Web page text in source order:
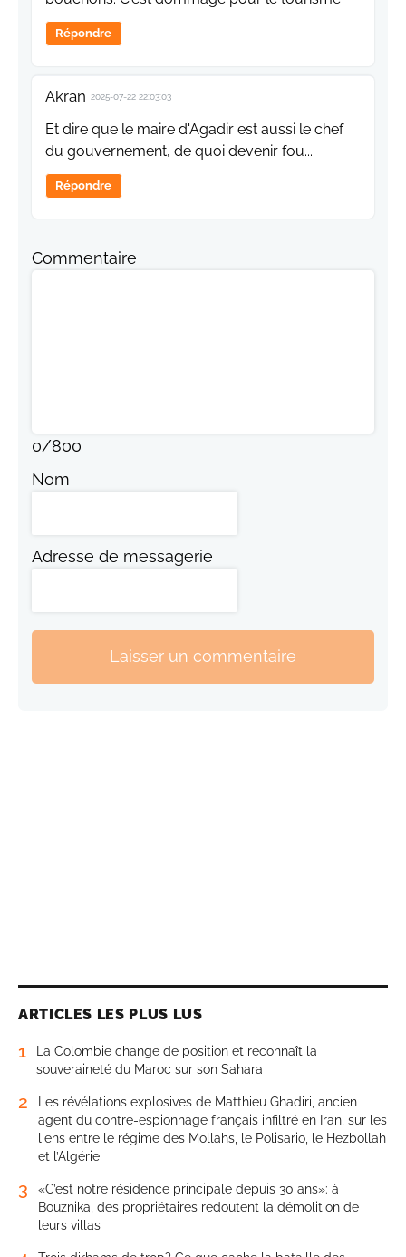
Répondre
Akran 2025-07-22 22:03:03
Et dire que le maire d'Agadir est aussi le chef
du gouvernement, de quoi devenir fou...
Répondre
Commentaire
0/800
Nom
Adresse de messagerie
Laisser un commentaire
ARTICLES LES PLUS LUS
1
La Colombie change de position et reconnaît la
souveraineté du Maroc sur son Sahara
2
Les révélations explosives de Matthieu Ghadiri, ancien
agent du contre-espionnage français infiltré en Iran, sur les
liens entre le régime des Mollahs, le Polisario, le Hezbollah
et l’Algérie
3
«C’est notre résidence principale depuis 30 ans»: à
Bouznika, des propriétaires redoutent la démolition de
leurs villas